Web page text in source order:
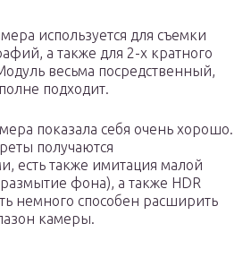
используется для съемки
а также для 2-х кратного
весьма посредственный,
подходит.
показала себя очень хорошо.
получаются
есть также имитация малой
фона), а также HDR
немного способен расширить
камеры.